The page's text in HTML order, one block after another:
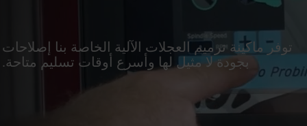
توفر ماكينة ترميم العجلات الآلية الخاصة بنا إصلاحات
بجودة لا مثيل لها وأسرع أوقات تسليم متاحة.